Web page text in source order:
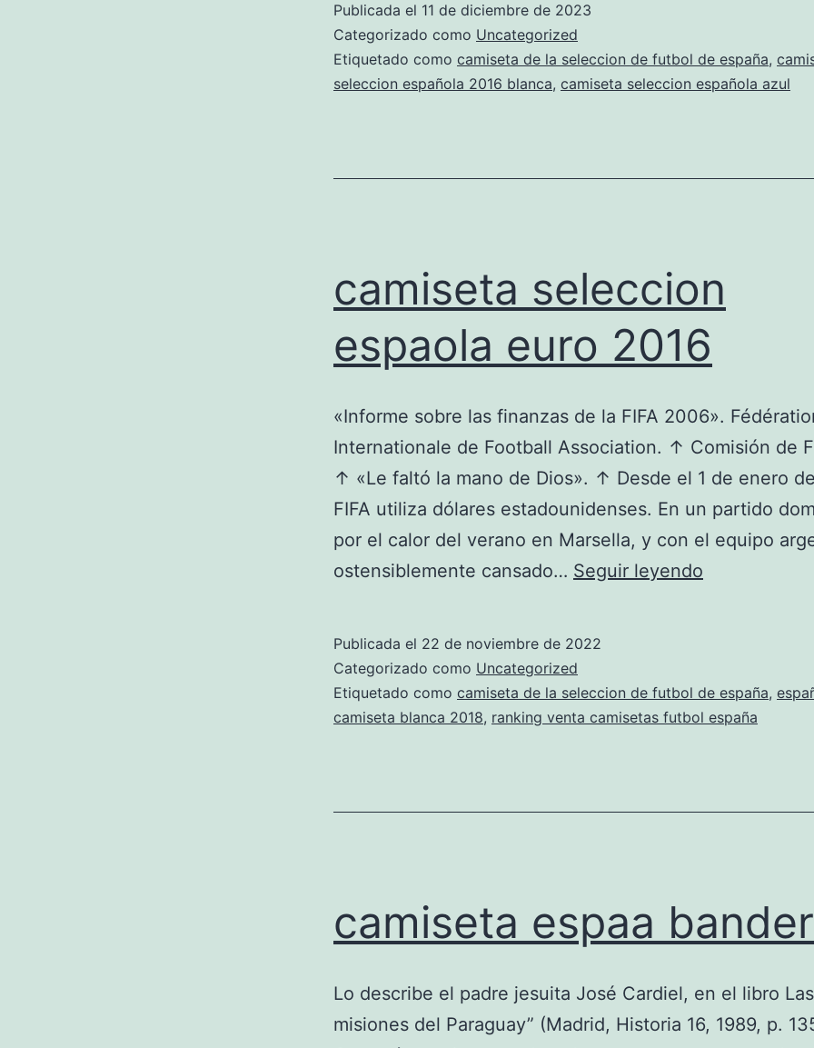
baratas
envio
desde
Publicada el 11 de diciembre de 2023
Categorizado como Uncategorized
Etiquetado como camiseta de la seleccion de futbol de españa,
seleccion española 2016 blanca, camiseta seleccion española azul
camiseta seleccion
espaola euro 2016
«Informe sobre las finanzas de la FIFA 2006».
Internationale de Football Association. ↑ Comisión de
↑ «Le faltó la mano de Dios». ↑ Desde el 1 de enero
FIFA utiliza dólares estadounidenses. En un partido
por el calor del verano en Marsella, y con el equipo
ostensiblemente cansado… Seguir leyendo
2016
Publicada el 22 de noviembre de 2022
Categorizado como Uncategorized
Etiquetado como camiseta de la seleccion de futbol de españa,
camiseta blanca 2018, ranking venta camisetas futbol españa
camiseta espaa
Lo describe el padre jesuita José Cardiel, en el libro Las
misiones del Paraguay” (Madrid, Historia 16, 1989, p.